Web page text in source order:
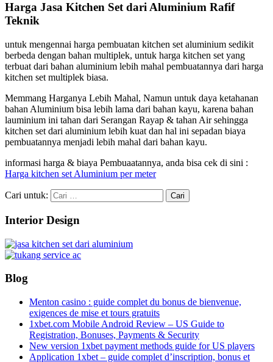
Harga Jasa Kitchen Set dari Aluminium Rafif
Teknik
untuk mengennai harga pembuatan kitchen set aluminium sedikit
berbeda dengan bahan multiplek, untuk harga kitchen set yang
terbuat dari bahan aluminium lebih mahal pembuatannya dari harga
kitchen set multiplek biasa.
Memmang Harganya Lebih Mahal, Namun untuk daya ketahanan
bahan Aluminium bisa lebih lama dari bahan kayu, karena bahan
lauminium ini tahan dari Serangan Rayap & tahan Air sehingga
kitchen set dari aluminium lebih kuat dan hal ini sepadan biaya
pembuatannya menjadi lebih mahal dari bahan kayu.
informasi harga & biaya Pembuaatannya, anda bisa cek di sini :
Harga kitchen set Aluminium per meter
Cari untuk:
Interior Design
Blog
Menton casino : guide complet du bonus de bienvenue,
exigences de mise et tours gratuits
1xbet.com Mobile Android Review – US Guide to
Registration, Bonuses, Payments & Security
New version 1xbet payment methods guide for US players
Application 1xbet – guide complet d’inscription, bonus et